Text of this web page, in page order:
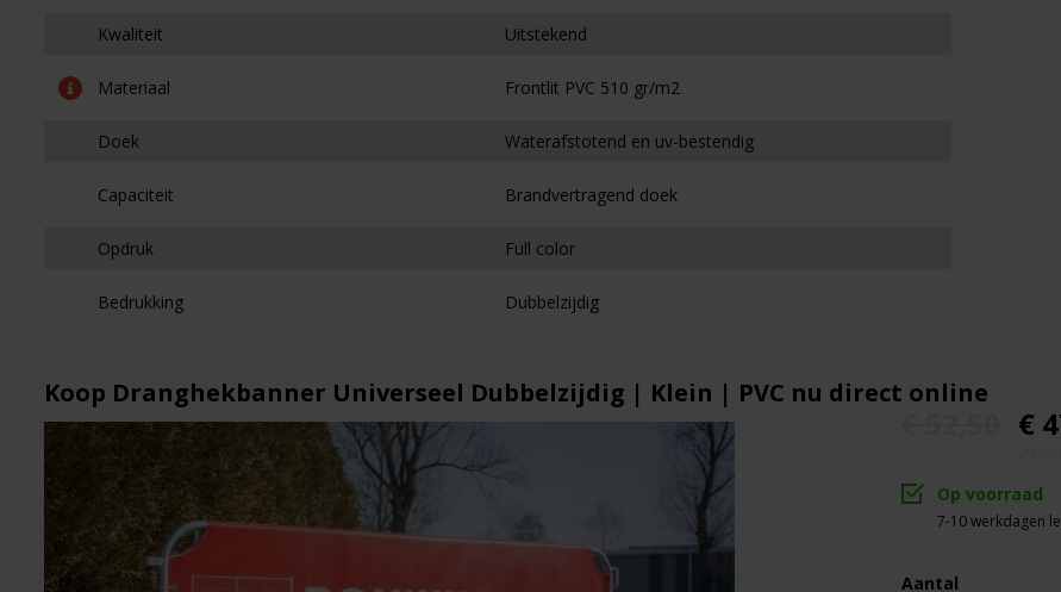
Kwaliteit Uitstekend
Materiaal Frontlit PVC 510 gr/m2
Doek Waterafstotend en uv-bestendig
Capaciteit Brandvertragend doek
Opdruk Full color
Bedrukking Dubbelzijdig
Koop Dranghekbanner Universeel Dubbelzijdig | Klein | PVC nu direct online
€
Op voorraad
7-10 werkdagen
Aantal